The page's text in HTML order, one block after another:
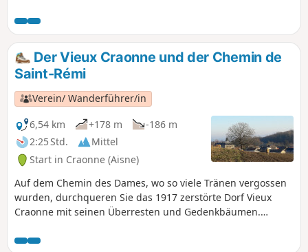
schrägen Turm.
lehrreichen Spaziergang, der sich auch für kleine Kinder
eignet.
Der Vieux Craonne und der Chemin de
Saint-Rémi
Verein/ Wanderführer/in
6,54 km
+178 m
-186 m
2:25 Std.
Mittel
Start in Craonne (Aisne)
Auf dem Chemin des Dames, wo so viele Tränen vergossen
wurden, durchqueren Sie das 1917 zerstörte Dorf Vieux
Craonne mit seinen Überresten und Gedenkbäumen.
Hügel und Felder, vorbei an einem Weinberg am Rande von